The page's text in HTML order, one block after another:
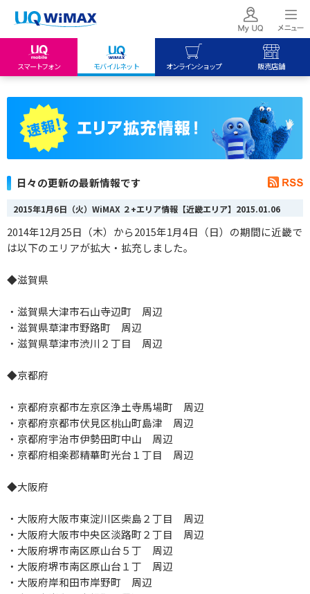
スマートフォン モバイルネット オンラインショップ 販売店舗
My UQ mobile
UQ mobile
UQ WiMAX
UQ WiMAX
日々の更新の最新情報です
2015年1月6日（火）WiMAX ２+エリア情報【近畿エリア】 2015.01.06
2014年12月25日（木）から2015年1月4日（日）の期間に近畿で
は以下のエリアが拡大・拡充しました。
◆滋賀県
・滋賀県大津市石山寺辺町 周辺
・滋賀県草津市野路町 周辺
・滋賀県草津市渋川２丁目 周辺
◆京都府
・京都府京都市左京区浄土寺馬場町 周辺
・京都府京都市伏見区桃山町島津 周辺
・京都府宇治市伊勢田町中山 周辺
・京都府相楽郡精華町光台１丁目 周辺
◆大阪府
・大阪府大阪市東淀川区柴島２丁目 周辺
・大阪府大阪市中央区淡路町２丁目 周辺
・大阪府堺市南区原山台５丁 周辺
・大阪府堺市南区原山台１丁 周辺
・大阪府岸和田市岸野町 周辺